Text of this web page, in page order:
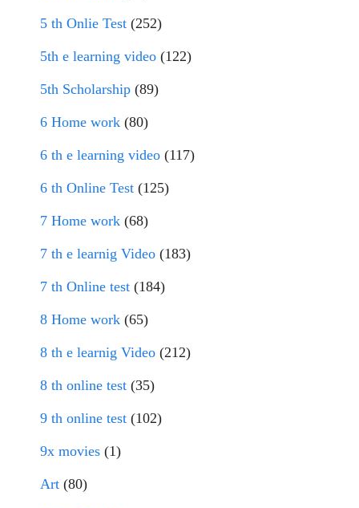
5 th Onlie Test (252)
5th e learning video (122)
5th Scholarship (89)
6 Home work (80)
6 th e learning video (117)
6 th Online Test (125)
7 Home work (68)
7 th e learnig Video (183)
7 th Online test (184)
8 Home work (65)
8 th e learnig Video (212)
8 th online test (35)
9 th online test (102)
9x movies (1)
Art (80)